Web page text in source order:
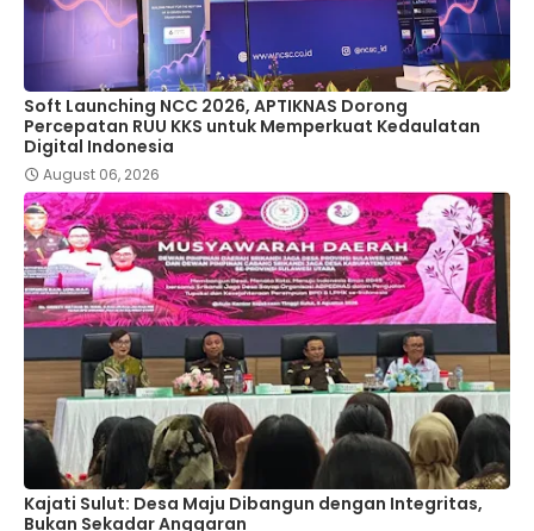
Soft Launching NCC 2026, APTIKNAS Dorong
Percepatan RUU KKS untuk Memperkuat Kedaulatan
Digital Indonesia
August 06, 2026
Kajati Sulut: Desa Maju Dibangun dengan Integritas,
Bukan Sekadar Anggaran